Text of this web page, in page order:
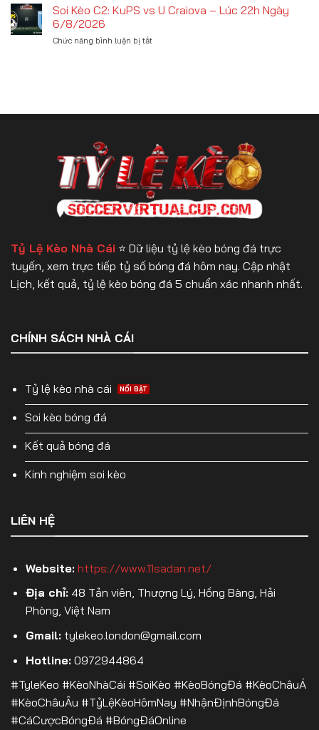
Lúc
8/8/2026
vs
Diamonds
Kèo
vs
2h
Soi Kèo C2: KuPS vs U Craiova – Lúc 22h Ngày
6/8/2026
Chức năng bình luận bị tắtở
U
Lúc
22h
Ngày
6/8/2026
Tỷ Lệ Kèo Nhà Cái ⭐️ Dữ liệu tỷ lệ kèo bóng đá trực
tuyến, xem trực tiếp tỷ số bóng đá hôm nay. Cập nhật
Lịch, kết quả, tỷ lệ kèo bóng đá 5 chuẩn xác nhanh nhất.
CHÍNH SÁCH NHÀ CÁI
Tỷ lệ kèo nhà cái
Soi kèo bóng đá
Kết quả bóng đá
Kinh nghiệm soi kèo
LIÊN HỆ
Website: https://www.11sadan.net/
Địa chỉ:48 Tản viên, Thượng Lý, Hồng Bàng, Hải
Phòng, Việt Nam
Gmail: tylekeo.london@gmail.com
Hotline:0972944864
#TyleKeo #KèoNhàCái #SoiKèo #KèoBóngĐá #KèoChâuÁ
#KèoChâuÂu #TỷLệKèoHômNay #NhậnĐịnhBóngĐá
#CáCượcBóngĐá #BóngĐáOnline